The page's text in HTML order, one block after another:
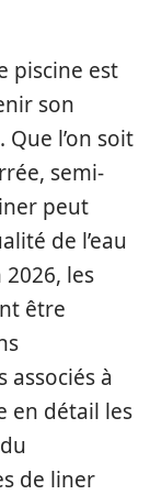
piscine est
son
l’on soit
semi-
peut
de l’eau
2026, les
être
associés à
en détail les
de liner